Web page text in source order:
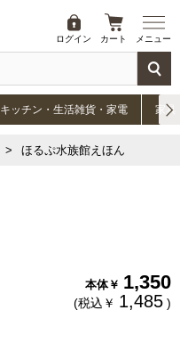
ログイン カート メニュー
キッチン・生活雑貨・家電 家具
ほるぷ水族館えほん
本体￥ 1,350
(税込￥ 1,485 )